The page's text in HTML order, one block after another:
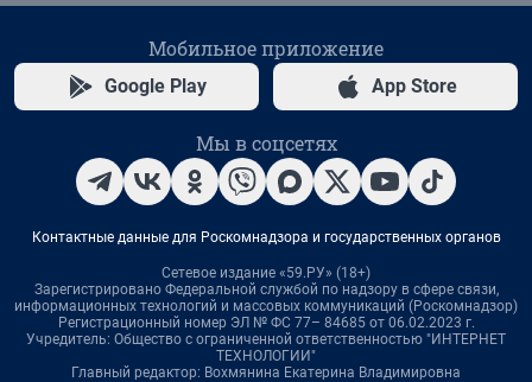
Мобильное приложение
Google Play App Store
Мы в соцсетях
Контактные данные для Роскомнадзора и государственных органов
Сетевое издание «59.РУ» (18+)
Зарегистрировано Федеральной службой по надзору в сфере связи,
информационных технологий и массовых коммуникаций (Роскомнадзор)
Регистрационный номер ЭЛ № ФС 77– 84685 от 06.02.2023 г.
Учредитель: Общество с ограниченной ответственностью "ИНТЕРНЕТ
ТЕХНОЛОГИИ"
Главный редактор: Вохмянина Екатерина Владимировна